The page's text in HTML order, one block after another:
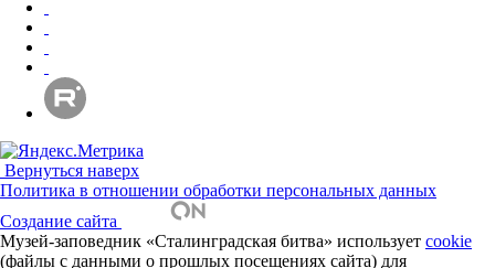
Вернуться наверх
Политика в отношении обработки персональных данных
Создание сайта
Музей-заповедник «Сталинградская битва» использует cookie
(файлы с данными о прошлых посещениях сайта) для